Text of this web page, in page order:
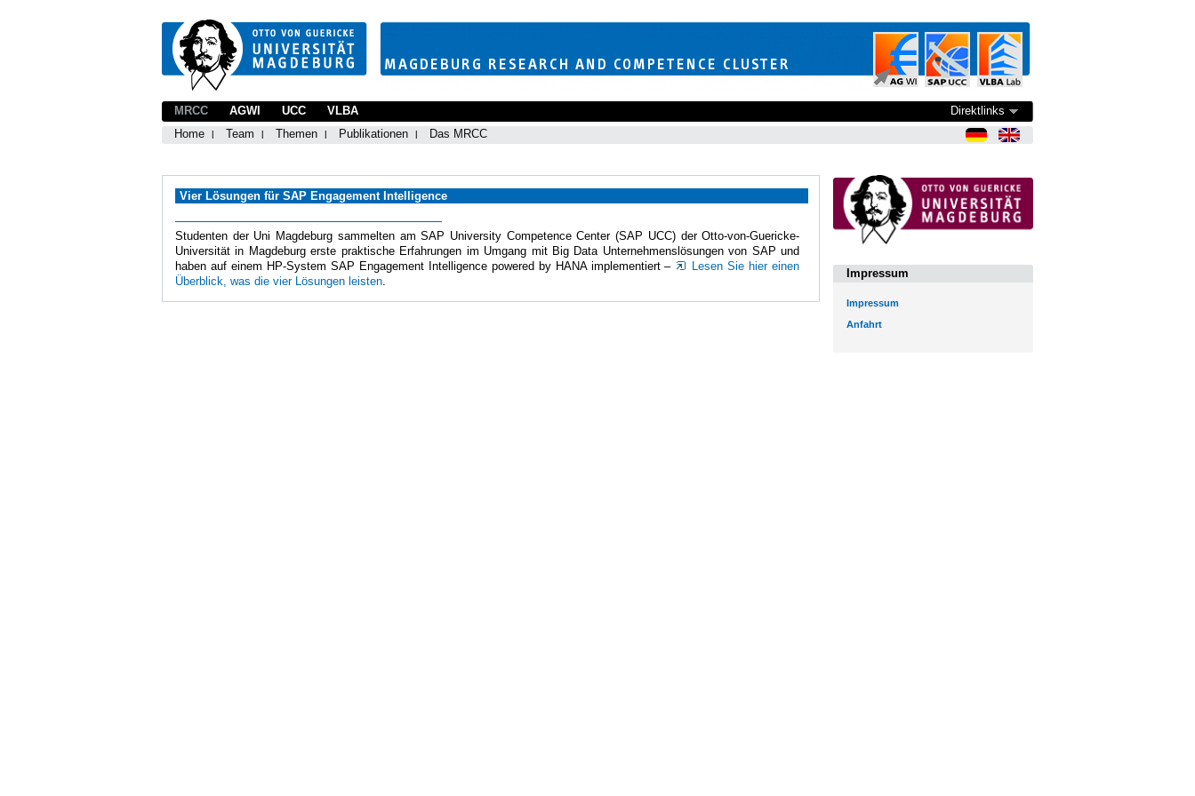
MRCC
Home
Team Themen Publikationen Das MRCC
AGWI UCC VLBA Direktlinks
Vier Lösungen für SAP Engagement Intelligence
Studenten der Uni Magdeburg sammelten am SAP University Competence Center (SAP UCC) der Otto-von-Guericke-
Universität in Magdeburg erste praktische Erfahrungen im Umgang mit Big Data Unternehmenslösungen von SAP und
haben auf einem HP-System SAP Engagement Intelligence powered by HANA implementiert –
Lesen Sie hier einen
Überblick, was die vier Lösungen leisten.
Impressum
Impressum
Anfahrt